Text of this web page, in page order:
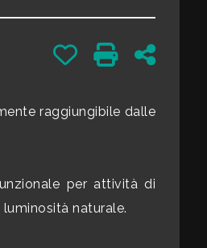
Stampa: Cod.
Preferiti: Cod. 183
raggiungibile dalle
per attività di
naturale.